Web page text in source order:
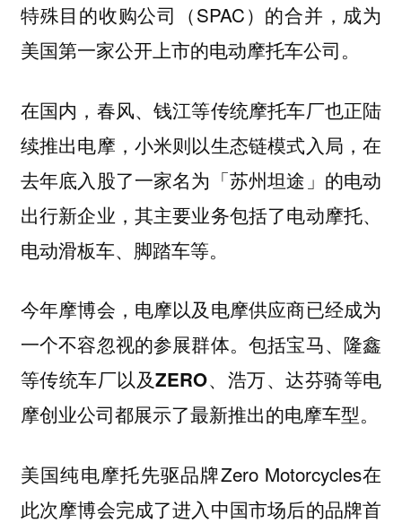
特殊目的收购公司（SPAC）的合并，成为
美国第一家公开上市的电动摩托车公司。
在国内，春风、钱江等传统摩托车厂也正陆
续推出电摩，小米则以生态链模式入局，在
去年底入股了一家名为「苏州坦途」的电动
出行新企业，其主要业务包括了电动摩托、
电动滑板车、脚踏车等。
今年摩博会，电摩以及电摩供应商已经成为
一个不容忽视的参展群体。包括宝马、隆鑫
等传统车厂以及ZERO、浩万、达芬骑等电
摩创业公司都展示了最新推出的电摩车型。
美国纯电摩托先驱品牌Zero Motorcycles在
此次摩博会完成了进入中国市场后的品牌首